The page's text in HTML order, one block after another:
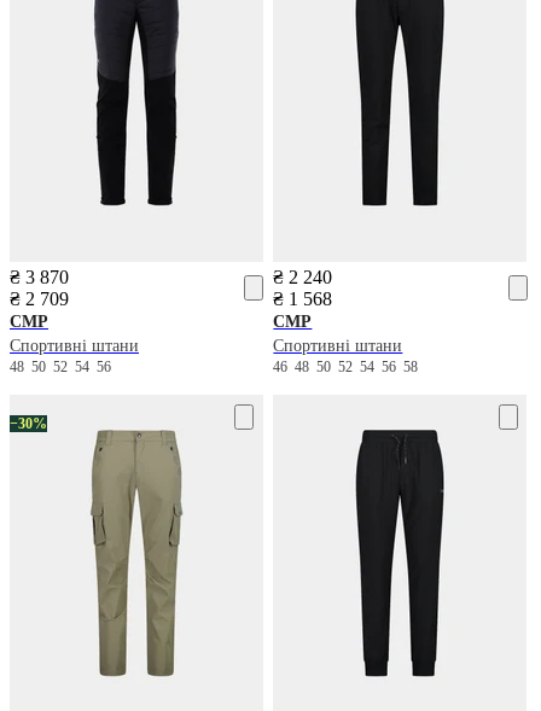
₴ 3 870
₴ 2 709
CMP
Спортивні штани
48 50 52 54 56
₴ 2 240
₴ 1 568
CMP
Спортивні штани
46485052545658
−30%